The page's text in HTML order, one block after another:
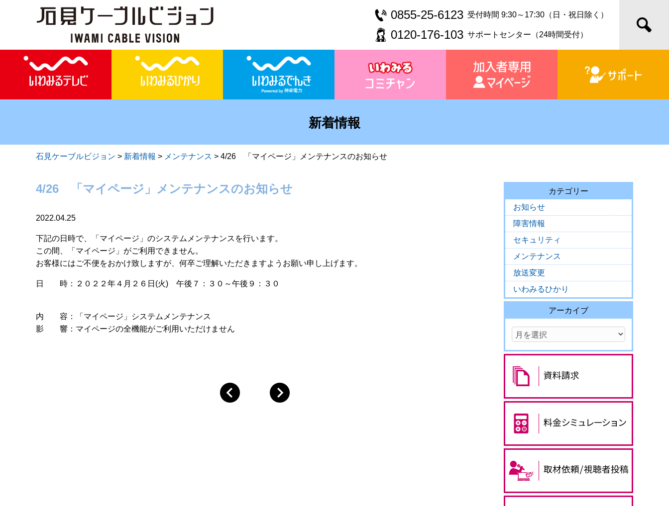
0855-25-6123 受付時間 9:30～17:30（日・祝日除く）
0120-176-103 サポートセンター（24時間受付）
新着情報
石見ケーブルビジョン > 新着情報 > メンテナンス > 4/26 「マイページ」メンテナンスのお知らせ
4/26 「マイページ」メンテナンスのお知らせ
2022.04.25
下記の日時で、「マイページ」のシステムメンテナンスを行います。
この間、「マイページ」がご利用できません。
お客様にはご不便をおかけ致しますが、何卒ご理解いただきますようお願い申し上げます。
日 時：２０２２年４月２６日(火) 午後７：３０～午後９：３０
内 容：「マイページ」システムメンテナンス
影 響：マイページの全機能がご利用いただけません
カテゴリー
お知らせ
障害情報
セキュリティ
メンテナンス
放送変更
いわみるひかり
アーカイブ